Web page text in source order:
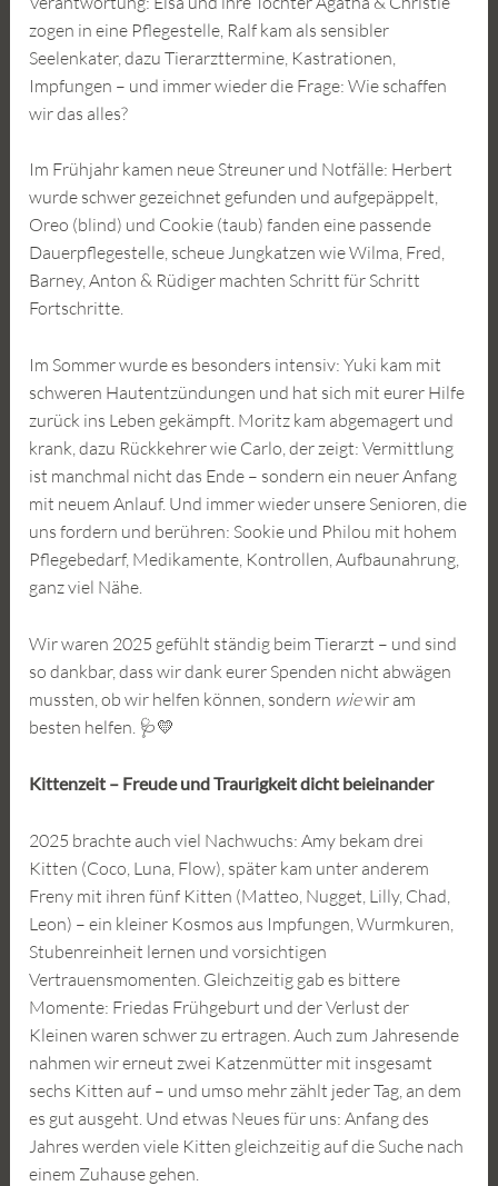
zogen in eine Pflegestelle, Ralf kam als sensibler
Seelenkater, dazu Tierarzttermine, Kastrationen,
Impfungen – und immer wieder die Frage: Wie schaffen
wir das alles?
Im Frühjahr kamen neue Streuner und Notfälle: Herbert
wurde schwer gezeichnet gefunden und aufgepäppelt,
Oreo (blind) und Cookie (taub) fanden eine passende
Dauerpflegestelle, scheue Jungkatzen wie Wilma, Fred,
Barney, Anton & Rüdiger machten Schritt für Schritt
Fortschritte.
Im Sommer wurde es besonders intensiv: Yuki kam mit
schweren Hautentzündungen und hat sich mit eurer Hilfe
zurück ins Leben gekämpft. Moritz kam abgemagert und
krank, dazu Rückkehrer wie Carlo, der zeigt: Vermittlung
ist manchmal nicht das Ende – sondern ein neuer Anfang
mit neuem Anlauf. Und immer wieder unsere Senioren, die
uns fordern und berühren: Sookie und Philou mit hohem
Pflegebedarf, Medikamente, Kontrollen, Aufbaunahrung,
ganz viel Nähe.
Wir waren 2025 gefühlt ständig beim Tierarzt – und sind
so dankbar, dass wir dank eurer Spenden nicht abwägen
mussten, ob wir helfen können, sondern wiewir am
besten helfen. 🩺💛
Kittenzeit – Freude und Traurigkeit dicht beieinander
2025 brachte auch viel Nachwuchs: Amy bekam drei
Kitten (Coco, Luna, Flow), später kam unter anderem
Freny mit ihren fünf Kitten (Matteo, Nugget, Lilly, Chad,
Leon) – ein kleiner Kosmos aus Impfungen, Wurmkuren,
Stubenreinheit lernen und vorsichtigen
Vertrauensmomenten. Gleichzeitig gab es bittere
Momente: Friedas Frühgeburt und der Verlust der
Kleinen waren schwer zu ertragen. Auch zum Jahresende
nahmen wir erneut zwei Katzenmütter mit insgesamt
sechs Kitten auf – und umso mehr zählt jeder Tag, an dem
es gut ausgeht. Und etwas Neues für uns: Anfang des
Jahres werden viele Kitten gleichzeitig auf die Suche nach
einem Zuhause gehen.